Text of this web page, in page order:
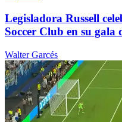
Legisladora Russell
Soccer Club en su gala
Walter Garcés